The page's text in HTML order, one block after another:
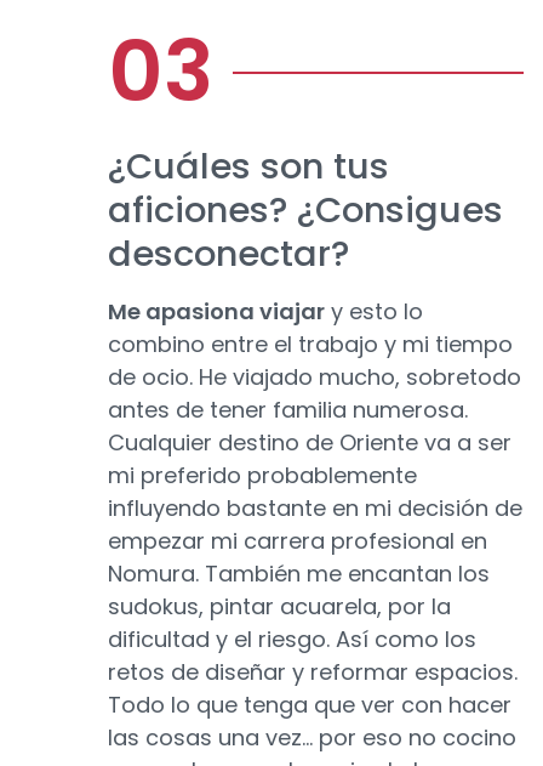
¿Cuáles son tus
aficiones? ¿Consigues
desconectar?
Me apasiona viajar y esto lo
combino entre el trabajo y mi tiempo
de ocio. He viajado mucho, sobretodo
antes de tener familia numerosa.
Cualquier destino de Oriente va a ser
mi preferido probablemente
influyendo bastante en mi decisión de
empezar mi carrera profesional en
Nomura. También me encantan los
sudokus, pintar acuarela, por la
dificultad y el riesgo. Así como los
retos de diseñar y reformar espacios.
Todo lo que tenga que ver con hacer
las cosas una vez… por eso no cocino